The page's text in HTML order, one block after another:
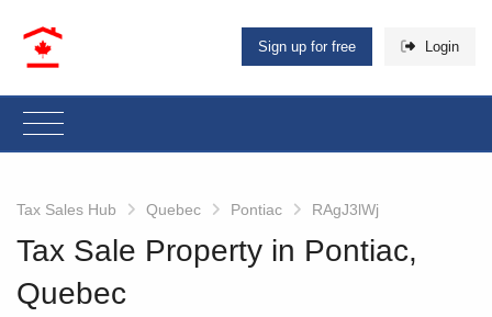
Sign up for free Login
Tax Sales Hub Quebec Pontiac RAgJ3lWj
Tax Sale Property in Pontiac,
Quebec